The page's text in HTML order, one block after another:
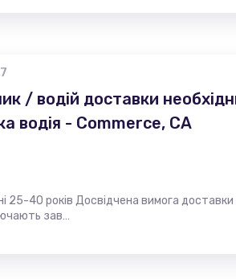
/ водій доставки
водія - Commerce, CA
25-40 років Досвідчена вимога
зав…